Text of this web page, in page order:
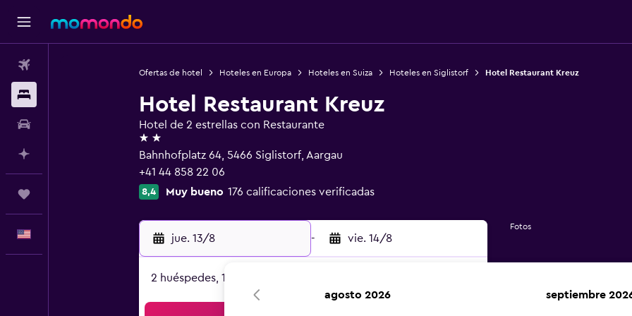
Ofertas de hotel Hoteles en Europa Hoteles en Suiza Hoteles en Siglistorf Hotel Restaurant Kreuz
Hotel Restaurant Kreuz
Hotel de 2 estrellas con Restaurante
2 estrellas
Bahnhofplatz 64, 5466 Siglistorf, Aargau
+41 44 858 22 06
8,4 Muy bueno 176 calificaciones verificadas
jue. 13/8 - vie. 14/8
2 huéspedes, 1 habitación
Fotos
agosto 2026 septiembre